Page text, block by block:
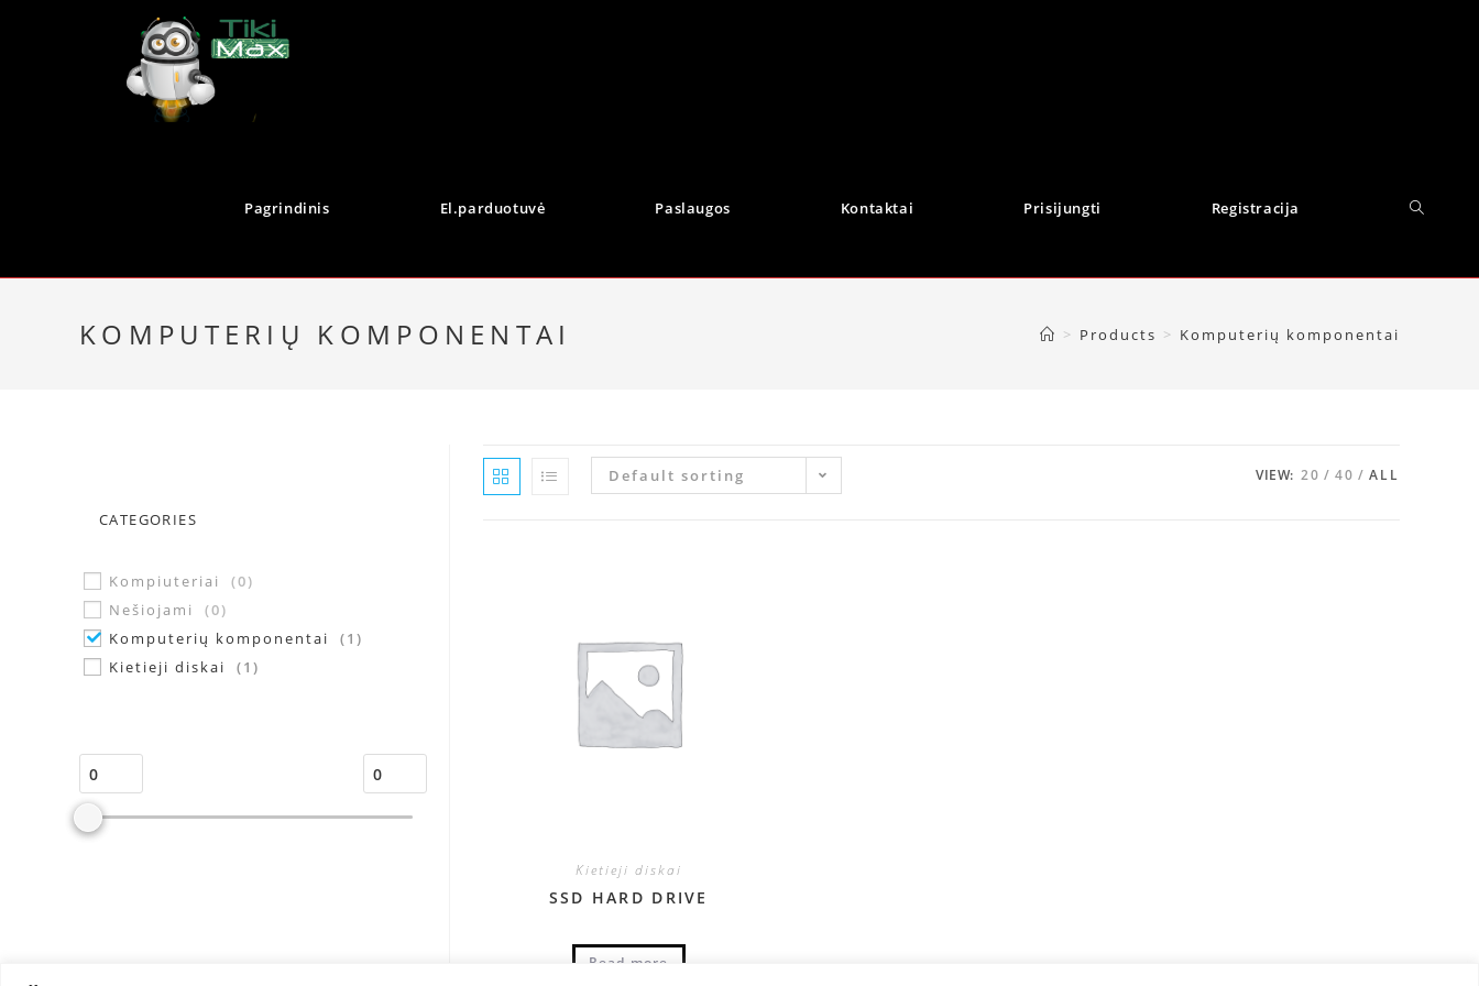
Pagrindinis El.parduotuvė Paslaugos Kontaktai Prisijungti Registracija
KOMPUTERIŲ KOMPONENTAI > Products > Komputerių komponentai
CATEGORIES
Kompiuteriai (0)
Nešiojami
(0)
Komputerių komponentai
(1)
Kietieji diskai
(1)
Default sorting VIEW: 20 40 ALL
Kietieji diskai
SSD HARD DRIVE
Read more